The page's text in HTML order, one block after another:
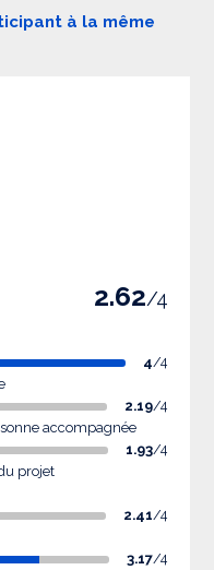
à la même
2.62/4
4/4
2.19/4
accompagnée
1.93/4
projet
2.41/4
3.17/4